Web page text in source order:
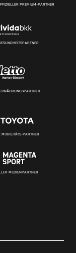
PREMIUM-PARTNER
MOBILITÄTS-PARTNER
MEDIENPARTNER